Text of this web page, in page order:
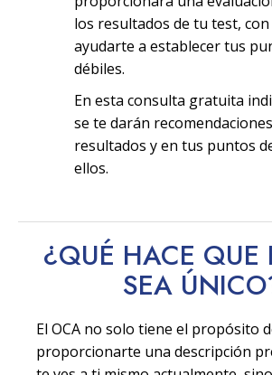
los resultados de tu test,
ayudarte a establecer tus
débiles.
En esta consulta gratuita
se te darán
resultados y en tus puntos
ellos.
¿QUÉ HACE QUE
SEA ÚNICO
El OCA no solo tiene el propósito
proporcionarte una descripción